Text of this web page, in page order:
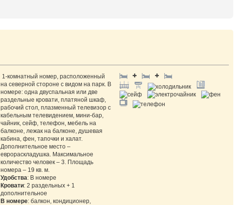
1-комнатный номер, расположенный
на северной стороне с видом на парк. В
номере: одна двуспальная или две
раздельные кровати, платяной шкаф,
рабочий стол, плазменный телевизор с
кабельным телевидением, мини-бар,
чайник, сейф, телефон, мебель на
балконе, лежак на балконе, душевая
кабина, фен, тапочки и халат.
Дополнительное место –
еврораскладушка. Максимальное
количество человек – 3. Площадь
номера – 19 кв. м.
Удобства: В номере
Кровати: 2 раздельных + 1
дополнительное
В номере: балкон, кондиционер,